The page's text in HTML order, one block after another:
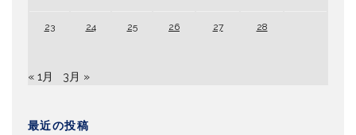
23 24 25 26 27 28
« 1月 3月 »
最近の投稿